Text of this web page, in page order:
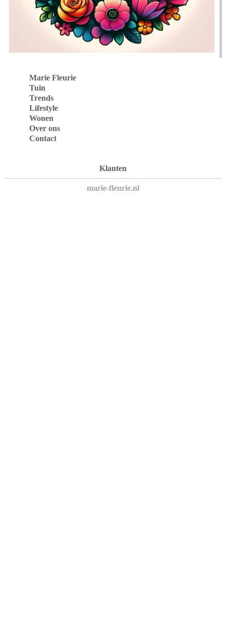
Marie Fleurie
Tuin
Trends
Lifestyle
Wonen
Over ons
Contact
Klanten
marie-fleurie.nl